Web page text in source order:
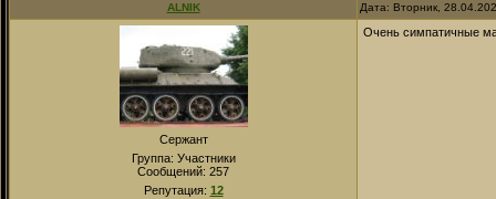
ALNIK Дата: Вторник,
Сержант
Группа: Участники
Сообщений: 257
Репутация: 12
Очень симпатичные